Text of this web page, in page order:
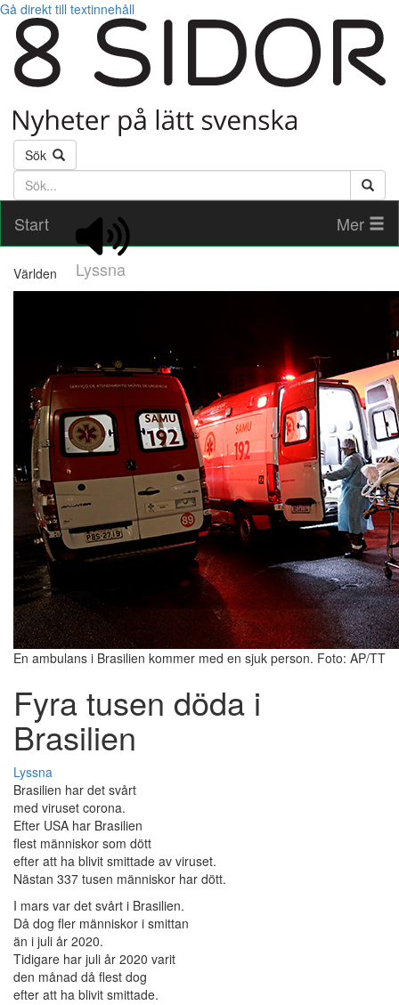
Gå direkt till textinnehåll
Sök
Söktext
Start
Lyssna
Mer
Världen
En ambulans i Brasilien kommer med en sjuk person. Foto: AP/TT
Fyra tusen döda i
Brasilien
Lyssna
Brasilien har det svårt
med viruset corona.
Efter USA har Brasilien
flest människor som dött
efter att ha blivit smittade av viruset.
Nästan 337 tusen människor har dött.
I mars var det svårt i Brasilien.
Då dog fler människor i smittan
än i juli år 2020.
Tidigare har juli år 2020 varit
den månad då flest dog
efter att ha blivit smittade.